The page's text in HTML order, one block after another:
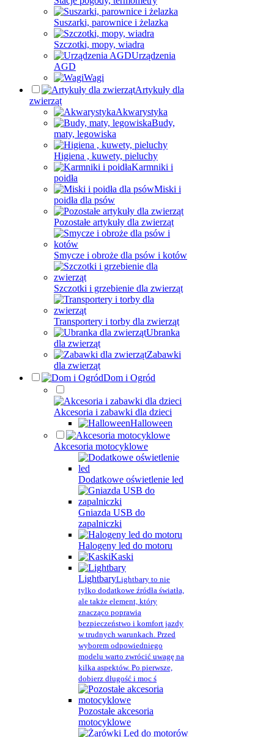
Suszarki, parownice i żelazka
Szczotki, mopy, wiadra
Urządzenia
AGD
Wagi
Artykuły dla
zwierząt
Akwarystyka
Budy,
maty, legowiska
Higiena , kuwety, pieluchy
Karmniki i
poidła
Miski i
poidła dla psów
Pozostałe artykuły dla zwierząt
Smycze i obroże dla psów i kotów
Szczotki i grzebienie dla zwierząt
Transportery i torby dla zwierząt
Ubranka
dla zwierząt
Zabawki
dla zwierząt
Dom i Ogród
Akcesoria i zabawki dla dzieci
Halloween
Akcesoria motocyklowe
Dodatkowe oświetlenie led
Gniazda USB do
zapalniczki
Halogeny led do motoru
Kaski
LightbaryLightbary to nie
tylko dodatkowe źródła światła,
ale także element, który
znacząco poprawia
bezpieczeństwo i komfort jazdy
w trudnych warunkach. Przed
wyborem odpowiedniego
modelu warto zwrócić uwagę na
kilka aspektów. Po pierwsze,
dobierz długość i moc ś
Pozostałe akcesoria
motocyklowe